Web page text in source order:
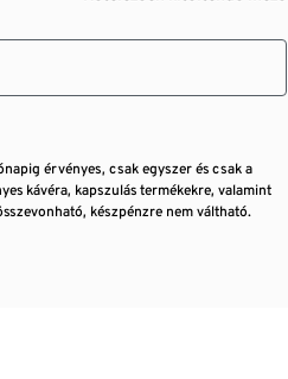
érvényes, csak egyszer és csak a
kávéra, kapszulás termékekre, valamint
készpénzre nem váltható.